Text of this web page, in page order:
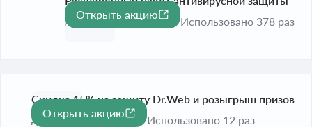
До 31 дек. 2026
Открыть акцию
Использовано 378 раз
-15%
Скидка 15% на защиту Dr.Web и розыгрыш призов
До 31 авг. 2026
Открыть акцию
Использовано 12 раз